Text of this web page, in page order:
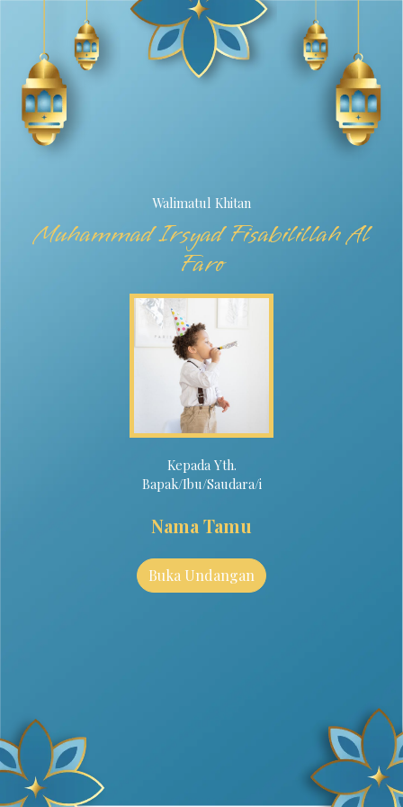
Walimatul Khitan
Muhammad Irsyad Fisabilillah Al
Faro
Kepada Yth.
Bapak/Ibu/Saudara/i
Nama Tamu
Buka Undangan